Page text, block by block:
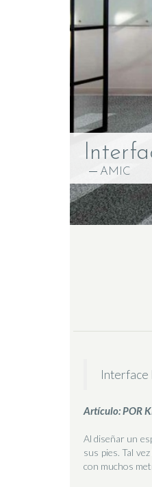
AMIC
Interface
Artículo: POR
Al diseñar un
sus pies. Tal
con muchos